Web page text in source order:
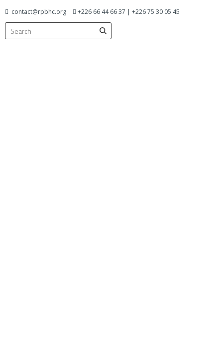
contact@rpbhc.org +226 66 44 66 37 | +226 75 30 05 45